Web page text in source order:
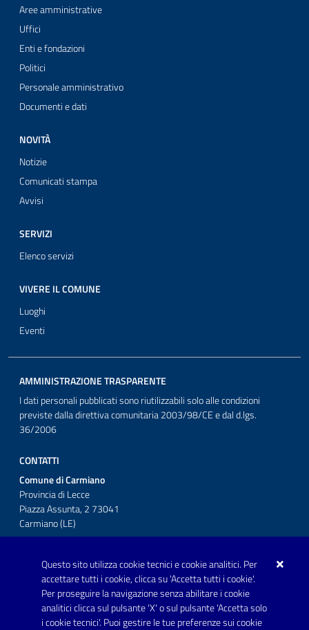
Questo sito utilizza cookie tecnici e cookie analitici. Per
accettare tutti i cookie, clicca su 'Accetta tutti i cookie'.
Per proseguire la navigazione senza abilitare i cookie
analitici clicca sul pulsante 'X' o sul pulsante 'Accetta solo
i cookie tecnici'. Puoi gestire le tue preferenze sui cookie
Aree amministrative
Uffici
Enti e fondazioni
Politici
Personale amministrativo
Documenti e dati
NOVITÀ
Notizie
Comunicati stampa
Avvisi
SERVIZI
Elenco servizi
VIVERE IL COMUNE
Luoghi
Eventi
AMMINISTRAZIONE TRASPARENTE
I dati personali pubblicati sono riutilizzabili solo alle condizioni
previste dalla direttiva comunitaria 2003/98/CE e dal d.lgs.
36/2006
CONTATTI
Comune di Carmiano
Provincia di Lecce
Piazza Assunta, 2 73041
Carmiano (LE)
Posta Elettronica Certificata:
protocollo.comunecarmiano@pec.rupar.puglia.it
URP - Ufficio Relazioni con il Pubblico